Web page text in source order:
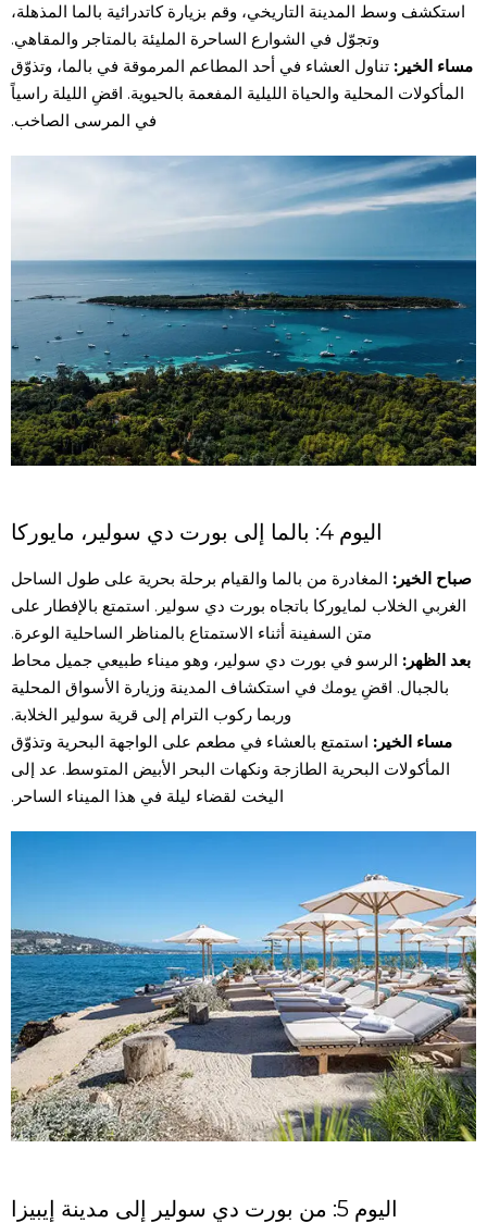
استكشف وسط المدينة التاريخي، وقم بزيارة كاتدرائية بالما المذهلة،
وتجوّل في الشوارع الساحرة المليئة بالمتاجر والمقاهي.
مساء الخير: تناول العشاء في أحد المطاعم المرموقة في بالما، وتذوّق
المأكولات المحلية والحياة الليلية المفعمة بالحيوية. اقضِ الليلة راسياً
في المرسى الصاخب.
اليوم 4: بالما إلى بورت دي سولير، مايوركا
صباح الخير: المغادرة من بالما والقيام برحلة بحرية على طول الساحل
الغربي الخلاب لمايوركا باتجاه بورت دي سولير. استمتع بالإفطار على
متن السفينة أثناء الاستمتاع بالمناظر الساحلية الوعرة.
بعد الظهر: الرسو في بورت دي سولير، وهو ميناء طبيعي جميل محاط
بالجبال. اقضِ يومك في استكشاف المدينة وزيارة الأسواق المحلية
وربما ركوب الترام إلى قرية سولير الخلابة.
مساء الخير: استمتع بالعشاء في مطعم على الواجهة البحرية وتذوّق
المأكولات البحرية الطازجة ونكهات البحر الأبيض المتوسط. عد إلى
اليخت لقضاء ليلة في هذا الميناء الساحر.
اليوم 5: من بورت دي سولير إلى مدينة إيبيزا